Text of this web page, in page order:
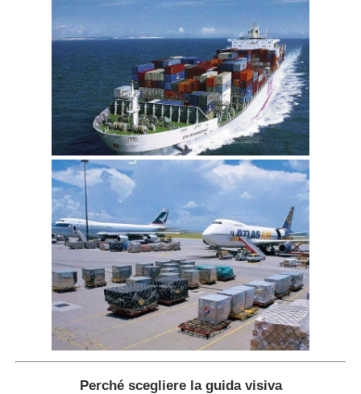
Perché scegliere la guida visiva